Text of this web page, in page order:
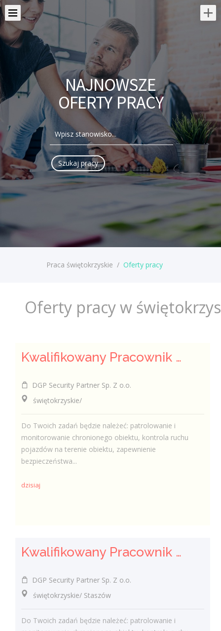
NAJNOWSZE
OFERTY PRACY
Praca świętokrzyskie / Oferty pracy
Oferty pracy w
Kwalifikowany Pracownik / Kwalifikowana Pracowniczka Ochrony
DGP Security Partner Sp. Z o.o.
świętokrzyskie/
Do Twoich zadań będzie należeć: patrolowanie i
monitorowanie chronionego obiektu, kontrola ruchu
pojazdów na terenie obiektu, zapewnienie
bezpieczeństwa...
dzisiaj
Kwalifikowany Pracownik / Kwalifikowana Pracowniczka Ochrony
DGP Security Partner Sp. Z o.o.
świętokrzyskie/ Staszów
Do Twoich zadań będzie należeć: patrolowanie i